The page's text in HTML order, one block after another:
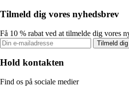
Tilmeld dig vores nyhedsbrev
Få 10 % rabat ved at tilmelde dig vores
Tilmeld dig
Hold kontakten
Find os på sociale medier